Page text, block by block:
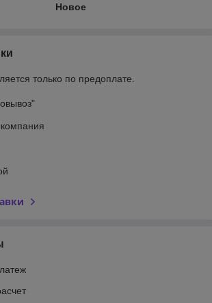
Новое
только по предоплате.